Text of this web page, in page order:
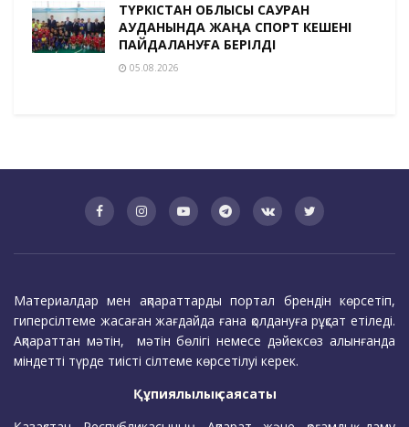
ТҮРКІСТАН ОБЛЫСЫ САУРАН
АУДАНЫНДА ЖАҢА СПОРТ КЕШЕНІ
ПАЙДАЛАНУҒА БЕРІЛДІ
05.08.2026
Материалдар мен ақпараттарды портал брендін көрсетіп,
гиперсілтеме жасаған жағдайда ғана қолдануға рұқсат етіледі.
Ақпараттан мәтін, мәтін бөлігі немесе дәйексөз алынғанда
міндетті түрде тиісті сілтеме көрсетілуі керек.
Құпиялылық саясаты